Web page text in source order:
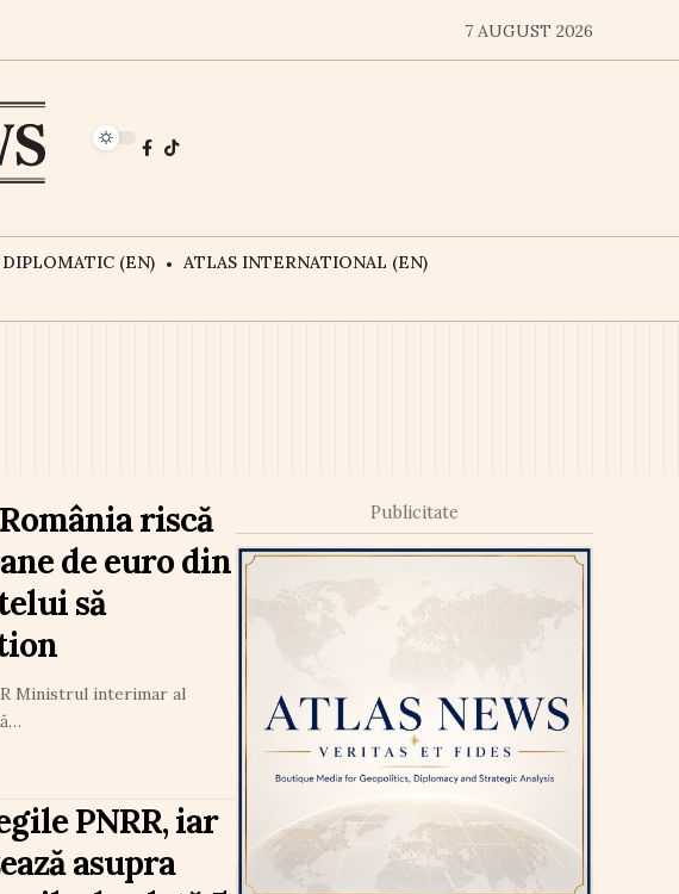
7 AUGUST 2026
DIPLOMATIC (EN)
ATLAS INTERNATIONAL (EN)
riscă
de euro din
să
Ministrul interimar al
PNRR, iar
asupra
Publicitate